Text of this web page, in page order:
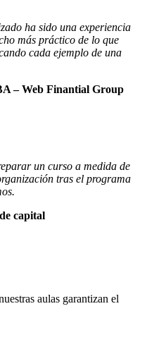
ha sido una experiencia
más práctico de lo que
cada ejemplo de una
– Web Finantial Group
un curso a medida de
tras el programa
capital
aulas garantizan el